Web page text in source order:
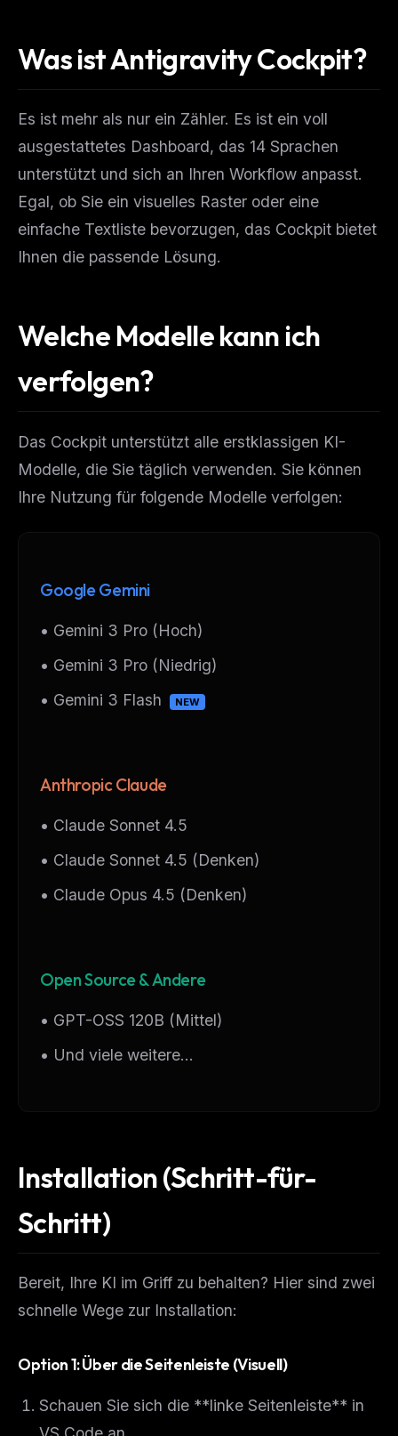
Was ist Antigravity Cockpit?
Es ist mehr als nur ein Zähler. Es ist ein voll
ausgestattetes Dashboard, das 14 Sprachen
unterstützt und sich an Ihren Workflow anpasst.
Egal, ob Sie ein visuelles Raster oder eine
einfache Textliste bevorzugen, das Cockpit bietet
Ihnen die passende Lösung.
Welche Modelle kann ich
verfolgen?
Das Cockpit unterstützt alle erstklassigen KI-
Modelle, die Sie täglich verwenden. Sie können
Ihre Nutzung für folgende Modelle verfolgen:
Google Gemini
• Gemini 3 Pro (Hoch)
• Gemini 3 Pro (Niedrig)
• Gemini 3 Flash
NEW
Anthropic Claude
• Claude Sonnet 4.5
• Claude Sonnet 4.5 (Denken)
• Claude Opus 4.5 (Denken)
Open Source & Andere
• GPT-OSS 120B (Mittel)
• Und viele weitere...
Installation (Schritt-für-
Schritt)
Bereit, Ihre KI im Griff zu behalten? Hier sind zwei
schnelle Wege zur Installation:
Option 1: Über die Seitenleiste (Visuell)
Schauen Sie sich die **linke Seitenleiste** in